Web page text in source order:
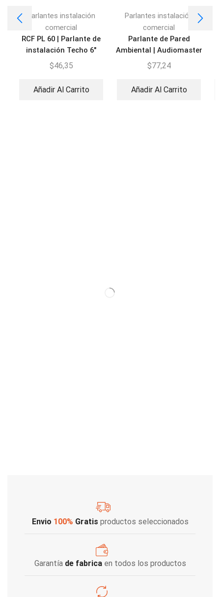
Parlantes instalación
comercial
RCF PL 60 | Parlante de
instalación Techo 6″
$46,35
Añadir Al Carrito
Parlantes instalación
comercial
Parlante de Pared
Ambiental | Audiomaster
AM-WSK-420W
$77,24
Añadir Al Carrito
Envio 100% Gratis productos seleccionados
Garantía de fabricaen todos los productos